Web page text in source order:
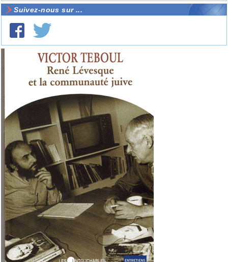
Suivez-nous sur ...